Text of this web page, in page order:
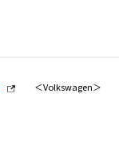
＜Volkswagen＞